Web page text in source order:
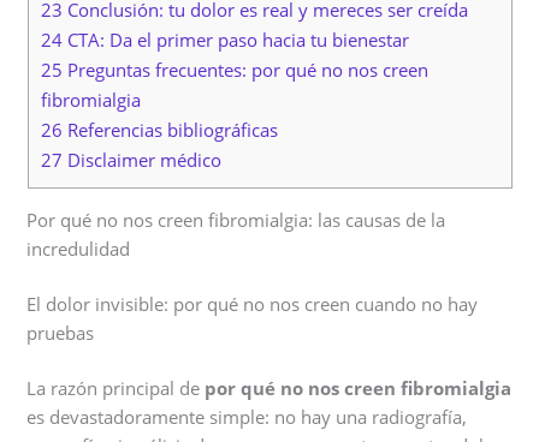
23 Conclusión: tu dolor es real y mereces ser creída
24 CTA: Da el primer paso hacia tu bienestar
25 Preguntas frecuentes: por qué no nos creen
fibromialgia
26 Referencias bibliográficas
27 Disclaimer médico
Por qué no nos creen fibromialgia: las causas de la
incredulidad
El dolor invisible: por qué no nos creen cuando no hay
pruebas
La razón principal de por qué no nos creen fibromialgia
es devastadoramente simple: no hay una radiografía,